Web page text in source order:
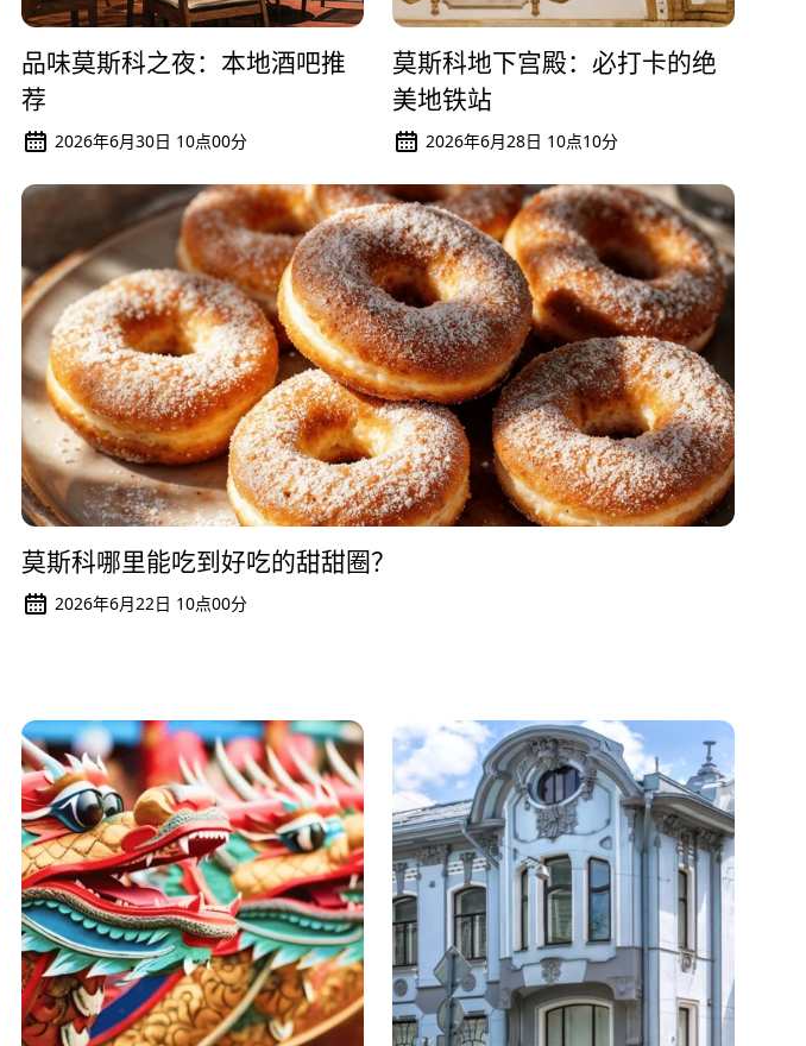
品味莫斯科之夜：本地酒吧推
荐
2026年6月30日 10点00分
莫斯科地下宫殿：必打卡的绝
美地铁站
2026年6月28日 10点10分
莫斯科哪里能吃到好吃的甜甜圈？
2026年6月22日 10点00分